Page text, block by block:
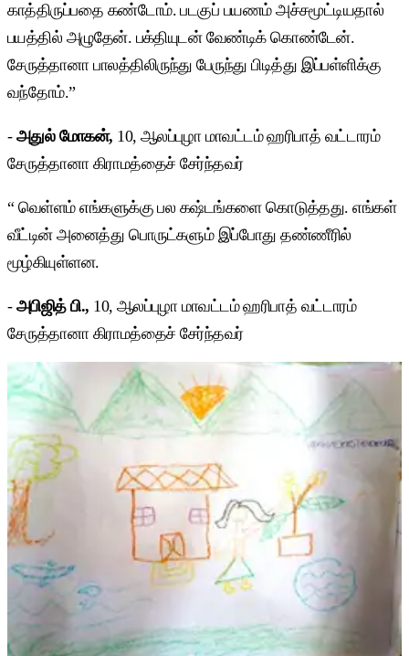
காத்திருப்பதை கண்டோம். படகுப் பயணம் அச்சமூட்டியதால்
பயத்தில் அழுதேன். பக்தியுடன் வேண்டிக் கொண்டேன்.
சேருத்தானா பாலத்திலிருந்து பேருந்து பிடித்து இப்பள்ளிக்கு
வந்தோம்.”
- அதுல் மோகன், 10, ஆலப்புழா மாவட்டம் ஹரிபாத் வட்டாரம்
சேருத்தானா கிராமத்தைச் சேர்ந்தவர்
“ வெள்ளம் எங்களுக்கு பல கஷ்டங்களை கொடுத்தது. எங்கள்
வீட்டின் அனைத்து பொருட்களும் இப்போது தண்ணீரில்
மூழ்கியுள்ளன.
- அபிஜித் பி., 10, ஆலப்புழா மாவட்டம் ஹரிபாத் வட்டாரம்
சேருத்தானா கிராமத்தைச் சேர்ந்தவர்